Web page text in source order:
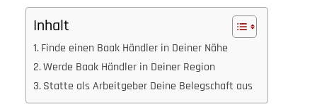
Kollektion
Unternehmen
Händler
Inhalt
Finde einen Baak Händler in Deiner Nähe
Werde Baak Händler in Deiner Region
Statte als Arbeitgeber Deine Belegschaft aus